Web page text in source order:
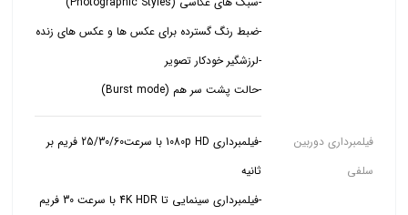
-لرزشگیر خودکار تصویر
-حالت پشت سر هم (Burst mode)
فیلمبرداری دوربین
سلفی
-فیلمبرداری 1080p HD با سرعت25/30/60 فریم بر
ثانیه
-فیلمبرداری سینمایی تا 4K HDR با سرعت 30 فریم